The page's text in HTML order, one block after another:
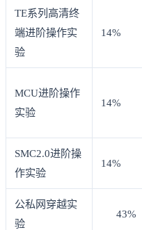
TE系列高清终
端进阶操作实
验
14%
MCU进阶操作
实验
14%
SMC2.0进阶操
作实验
14%
公私网穿越实
验
43%